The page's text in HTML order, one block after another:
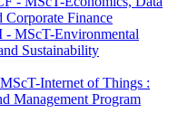
Corporate Finance
- MScT-Environmental
Sustainability
Internet of Things :
Management Program